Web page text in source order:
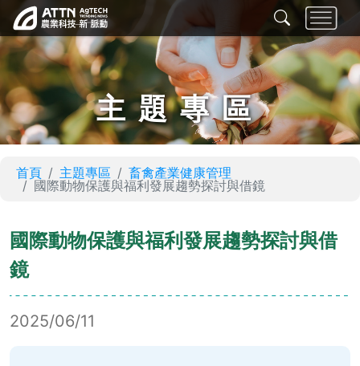
主題專區
首頁 主題專區
畜禽產業健康管理
國際動物保護與福利發展趨勢探討與借鏡
國際動物保護與福利發展趨勢探討與借
鏡
2025/06/11